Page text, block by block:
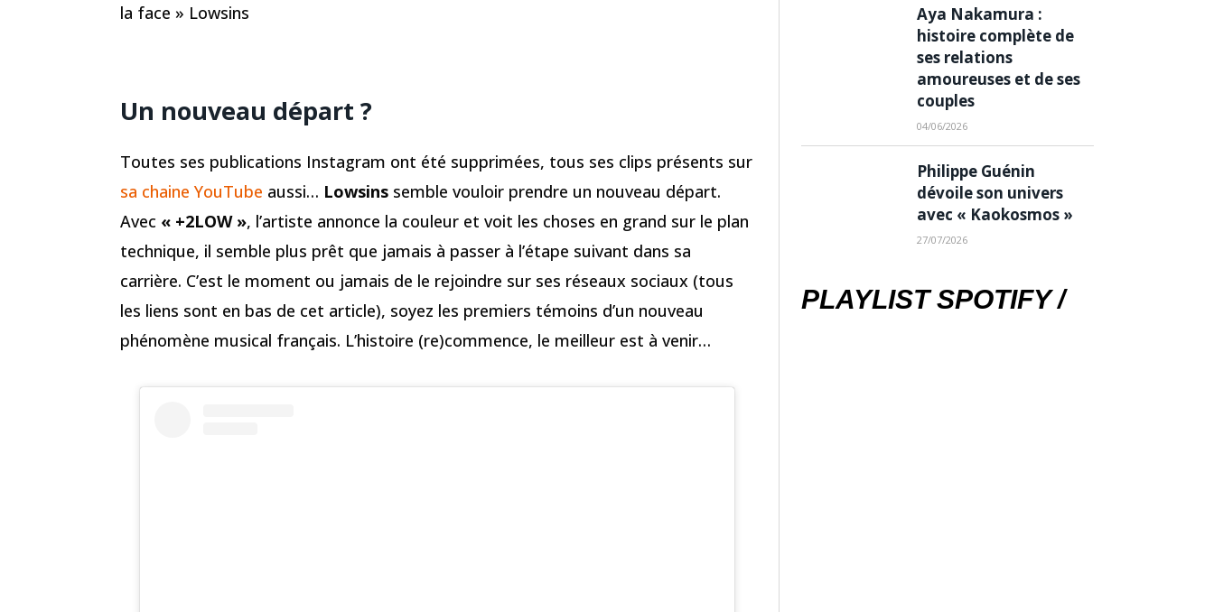
la face » Lowsins
Un nouveau départ ?
Toutes ses publications Instagram ont été supprimées, tous ses clips présents sur
sa chaine YouTube aussi… Lowsins semble vouloir prendre un nouveau départ.
Avec « +2LOW », l’artiste annonce la couleur et voit les choses en grand sur le plan
technique, il semble plus prêt que jamais à passer à l’étape suivant dans sa
carrière. C’est le moment ou jamais de le rejoindre sur ses réseaux sociaux (tous
les liens sont en bas de cet article), soyez les premiers témoins d’un nouveau
phénomène musical français. L’histoire (re)commence, le meilleur est à venir…
Aya Nakamura :
histoire complète de
ses relations
amoureuses et de ses
couples
04/06/2026
Philippe Guénin
dévoile son univers
avec « Kaokosmos »
27/07/2026
PLAYLIST SPOTIFY /